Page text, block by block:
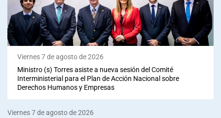
Viernes 7 de agosto de 2026
Ministro (s) Torres asiste a nueva sesión del Comité
Interministerial para el Plan de Acción Nacional sobre
Derechos Humanos y Empresas
Viernes 7 de agosto de 2026